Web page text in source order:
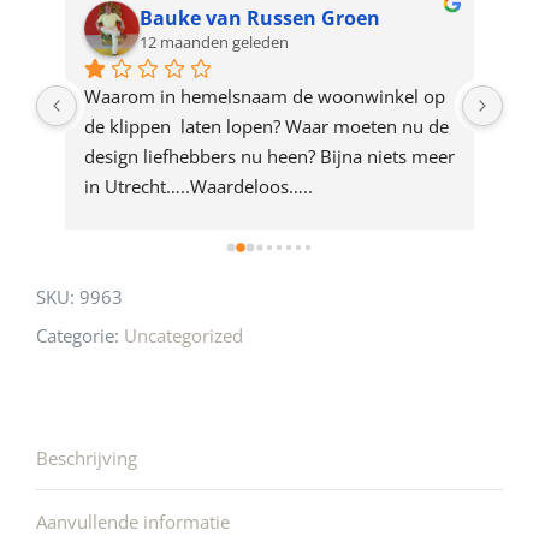
product
Bauke van Russen Groen
12 maanden geleden
Waarom in hemelsnaam de woonwinkel op
de klippen  laten lopen? Waar moeten nu de
design liefhebbers nu heen? Bijna niets meer
in Utrecht…..Waardeloos…..
SKU: 9963
Categorie: Uncategorized
Beschrijving
Aanvullende informatie